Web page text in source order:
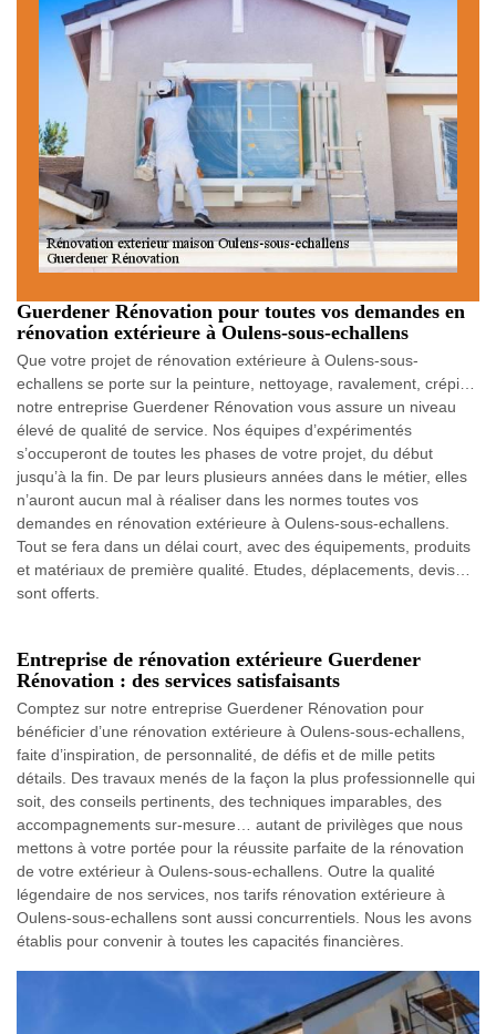
Guerdener Rénovation pour toutes vos demandes en
rénovation extérieure à Oulens-sous-echallens
Que votre projet de rénovation extérieure à Oulens-sous-
echallens se porte sur la peinture, nettoyage, ravalement, crépi…
notre entreprise Guerdener Rénovation vous assure un niveau
élevé de qualité de service. Nos équipes d’expérimentés
s’occuperont de toutes les phases de votre projet, du début
jusqu’à la fin. De par leurs plusieurs années dans le métier, elles
n’auront aucun mal à réaliser dans les normes toutes vos
demandes en rénovation extérieure à Oulens-sous-echallens.
Tout se fera dans un délai court, avec des équipements, produits
et matériaux de première qualité. Etudes, déplacements, devis…
sont offerts.
Entreprise de rénovation extérieure Guerdener
Rénovation : des services satisfaisants
Comptez sur notre entreprise Guerdener Rénovation pour
bénéficier d’une rénovation extérieure à Oulens-sous-echallens,
faite d’inspiration, de personnalité, de défis et de mille petits
détails. Des travaux menés de la façon la plus professionnelle qui
soit, des conseils pertinents, des techniques imparables, des
accompagnements sur-mesure… autant de privilèges que nous
mettons à votre portée pour la réussite parfaite de la rénovation
de votre extérieur à Oulens-sous-echallens. Outre la qualité
légendaire de nos services, nos tarifs rénovation extérieure à
Oulens-sous-echallens sont aussi concurrentiels. Nous les avons
établis pour convenir à toutes les capacités financières.